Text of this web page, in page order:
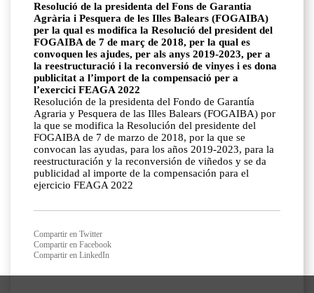
Resolució de la presidenta del Fons de Garantia
Agrària i Pesquera de les Illes Balears (FOGAIBA)
per la qual es modifica la Resolució del president del
FOGAIBA de 7 de març de 2018, per la qual es
convoquen les ajudes, per als anys 2019-2023, per a
la reestructuració i la reconversió de vinyes i es dona
publicitat a l’import de la compensació per a
l’exercici FEAGA 2022
Resolución de la presidenta del Fondo de Garantía
Agraria y Pesquera de las Illes Balears (FOGAIBA) por
la que se modifica la Resolución del presidente del
FOGAIBA de 7 de marzo de 2018, por la que se
convocan las ayudas, para los años 2019-2023, para la
reestructuración y la reconversión de viñedos y se da
publicidad al importe de la compensación para el
ejercicio FEAGA 2022
Compartir en Twitter
Compartir en Facebook
Compartir en LinkedIn